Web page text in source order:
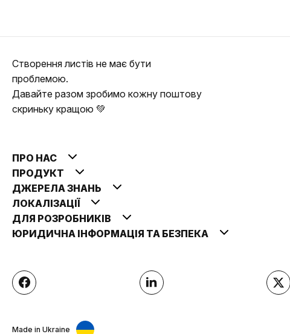
Створення листів не має бути
проблемою.
Давайте разом зробимо кожну поштову
скриньку кращою 💚
ПРО НАС
ПРОДУКТ
ДЖЕРЕЛА ЗНАНЬ
ЛОКАЛІЗАЦІЇ
ДЛЯ РОЗРОБНИКІВ
ЮРИДИЧНА ІНФОРМАЦІЯ ТА БЕЗПЕКА
Made in Ukraine